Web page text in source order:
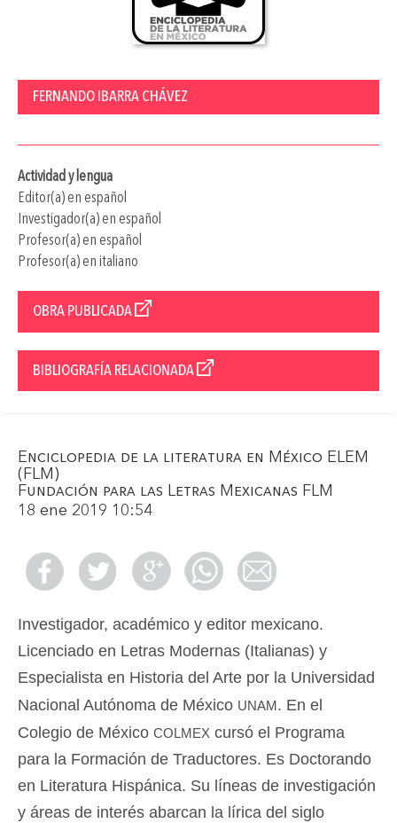
FERNANDO IBARRA CHÁVEZ
Actividad y lengua
Editor(a) en español
Investigador(a) en español
Profesor(a) en español
Profesor(a) en italiano
OBRA PUBLICADA
BIBLIOGRAFÍA RELACIONADA
Enciclopedia de la literatura en México ELEM
(FLM)
Fundación para las Letras Mexicanas FLM
18 ene 2019 10:54
Investigador, académico y editor mexicano.
Licenciado en Letras Modernas (Italianas) y
Especialista en Historia del Arte por la Universidad
Nacional Autónoma de México unam. En el
Colegio de México colmex cursó el Programa
para la Formación de Traductores. Es Doctorando
en Literatura Hispánica. Su líneas de investigación
y áreas de interés abarcan la lírica del siglo